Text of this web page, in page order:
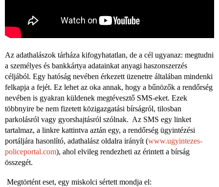
Az adathalászok tárháza kifogyhatatlan, de a cél ugyanaz: megtudni
a személyes és bankkártya adatainkat anyagi haszonszerzés
céljából. Egy hatóság nevében érkezett üzenetre általában mindenki
felkapja a fejét. Ez lehet az oka annak, hogy a bűnözők a rendőrség
nevében is gyakran küldenek megtévesztő SMS-eket. Ezek
többnyire be nem fizetett közigazgatási bírságról, tilosban
parkolásról vagy gyorshajtásról szólnak. Az SMS egy linket
tartalmaz, a linkre kattintva aztán egy, a rendőrség ügyintézési
portáljára hasonlító, adathalász oldalra irányít (www.ugyintezes-
policeportal.com), ahol elvileg rendezheti az érintett a bírság
összegét.
Megtörtént eset, egy miskolci sértett mondja el: